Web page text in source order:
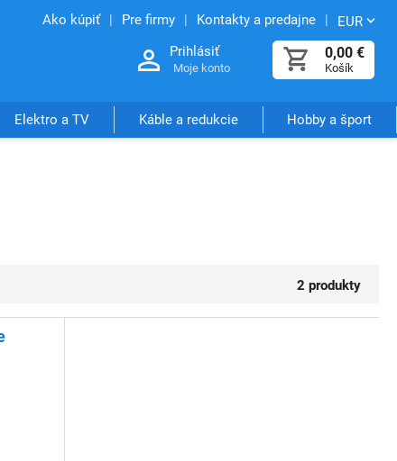
Ako kúpiť Pre firmy Kontakty a predajne EUR
0,00 €
Košík
Prihlásiť
Moje konto
Elektro a TV Káble a redukcie Hobby a šport
2 produkty